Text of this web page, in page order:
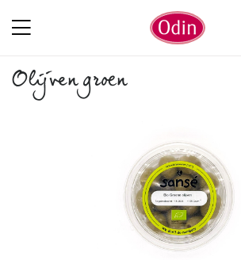
Olijven groen